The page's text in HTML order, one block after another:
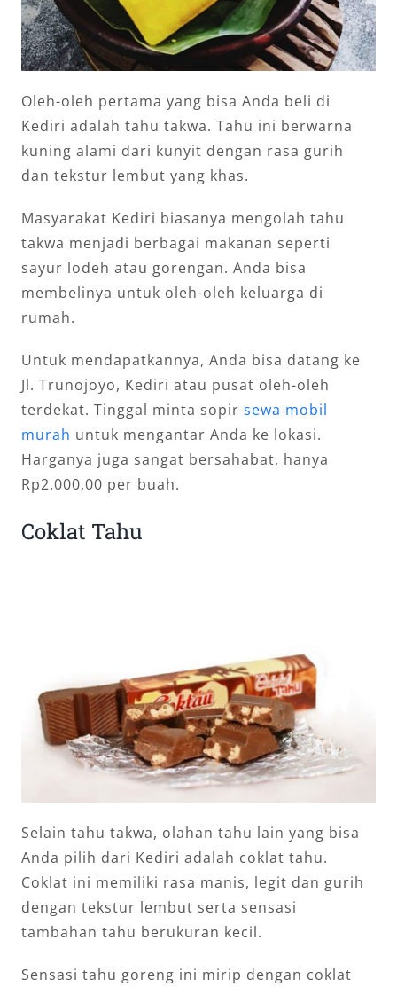
Oleh-oleh pertama yang bisa Anda beli di
Kediri adalah tahu takwa. Tahu ini berwarna
kuning alami dari kunyit dengan rasa gurih
dan tekstur lembut yang khas.
Masyarakat Kediri biasanya mengolah tahu
takwa menjadi berbagai makanan seperti
sayur lodeh atau gorengan. Anda bisa
membelinya untuk oleh-oleh keluarga di
rumah.
Untuk mendapatkannya, Anda bisa datang ke
Jl. Trunojoyo, Kediri atau pusat oleh-oleh
terdekat. Tinggal minta sopir sewa mobil
murah untuk mengantar Anda ke lokasi.
Harganya juga sangat bersahabat, hanya
Rp2.000,00 per buah.
Coklat Tahu
Selain tahu takwa, olahan tahu lain yang bisa
Anda pilih dari Kediri adalah coklat tahu.
Coklat ini memiliki rasa manis, legit dan gurih
dengan tekstur lembut serta sensasi
tambahan tahu berukuran kecil.
Sensasi tahu goreng ini mirip dengan coklat